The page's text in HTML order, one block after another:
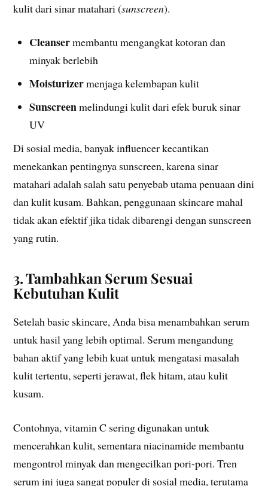
kulit dari sinar matahari (sunscreen).
Cleansermembantu mengangkat kotoran dan
minyak berlebih
Moisturizermenjaga kelembapan kulit
Sunscreenmelindungi kulit dari efek buruk sinar
UV
Di sosial media, banyak influencer kecantikan
menekankan pentingnya sunscreen, karena sinar
matahari adalah salah satu penyebab utama penuaan dini
dan kulit kusam. Bahkan, penggunaan skincare mahal
tidak akan efektif jika tidak dibarengi dengan sunscreen
yang rutin.
3. Tambahkan Serum Sesuai
Kebutuhan Kulit
Setelah basic skincare, Anda bisa menambahkan serum
untuk hasil yang lebih optimal. Serum mengandung
bahan aktif yang lebih kuat untuk mengatasi masalah
kulit tertentu, seperti jerawat, flek hitam, atau kulit
kusam.
Contohnya, vitamin C sering digunakan untuk
mencerahkan kulit, sementara niacinamide membantu
mengontrol minyak dan mengecilkan pori-pori. Tren
serum ini juga sangat populer di sosial media, terutama